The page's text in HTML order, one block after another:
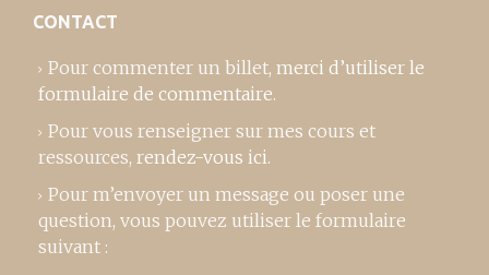
CONTACT
Pour commenter un billet, merci d’utiliser le
formulaire de commentaire.
Pour vous renseigner sur mes cours et
ressources, rendez-vous ici.
Pour m’envoyer un message ou poser une
question, vous pouvez utiliser le formulaire
suivant :